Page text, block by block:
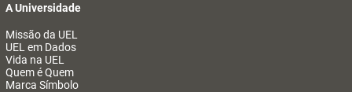
A Universidade
Missão da UEL
UEL em Dados
Vida na UEL
Quem é Quem
Marca Símbolo